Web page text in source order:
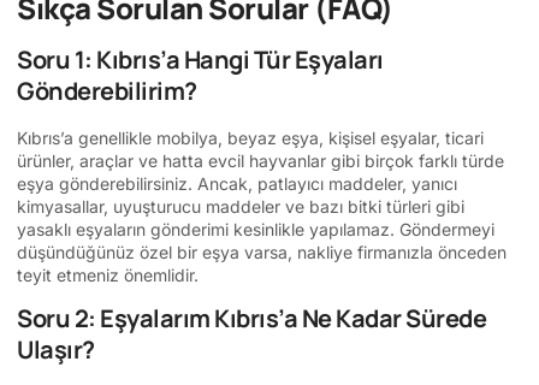
Soru 1: Kıbrıs’a Hangi Tür Eşyaları
Gönderebilirim?
Kıbrıs’a genellikle mobilya, beyaz eşya, kişisel eşyalar, ticari
ürünler, araçlar ve hatta evcil hayvanlar gibi birçok farklı türde
eşya gönderebilirsiniz. Ancak, patlayıcı maddeler, yanıcı
kimyasallar, uyuşturucu maddeler ve bazı bitki türleri gibi
yasaklı eşyaların gönderimi kesinlikle yapılamaz. Göndermeyi
düşündüğünüz özel bir eşya varsa, nakliye firmanızla önceden
teyit etmeniz önemlidir.
Soru 2: Eşyalarım Kıbrıs’a Ne Kadar Sürede
Ulaşır?